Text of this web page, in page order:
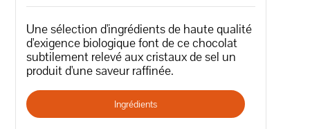
Une sélection d'ingrédients de haute qualité
d'exigence biologique font de ce chocolat
subtilement relevé aux cristaux de sel un
produit d'une saveur raffinée.
Ingrédients